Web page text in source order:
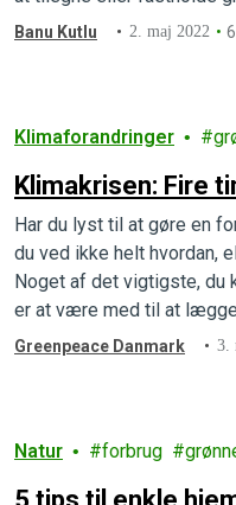
måned, uanset om du er
Banu Kutlu 2. maj 2022
Klimaforandringer
Klimakrisen: Fire
Har du lyst til at gøre en
du ved ikke helt hvordan,
Noget af det vigtigste, du
er at være med til at
virksomheder. Hvordan
Greenpeace Danmark 3.
Natur forbrug